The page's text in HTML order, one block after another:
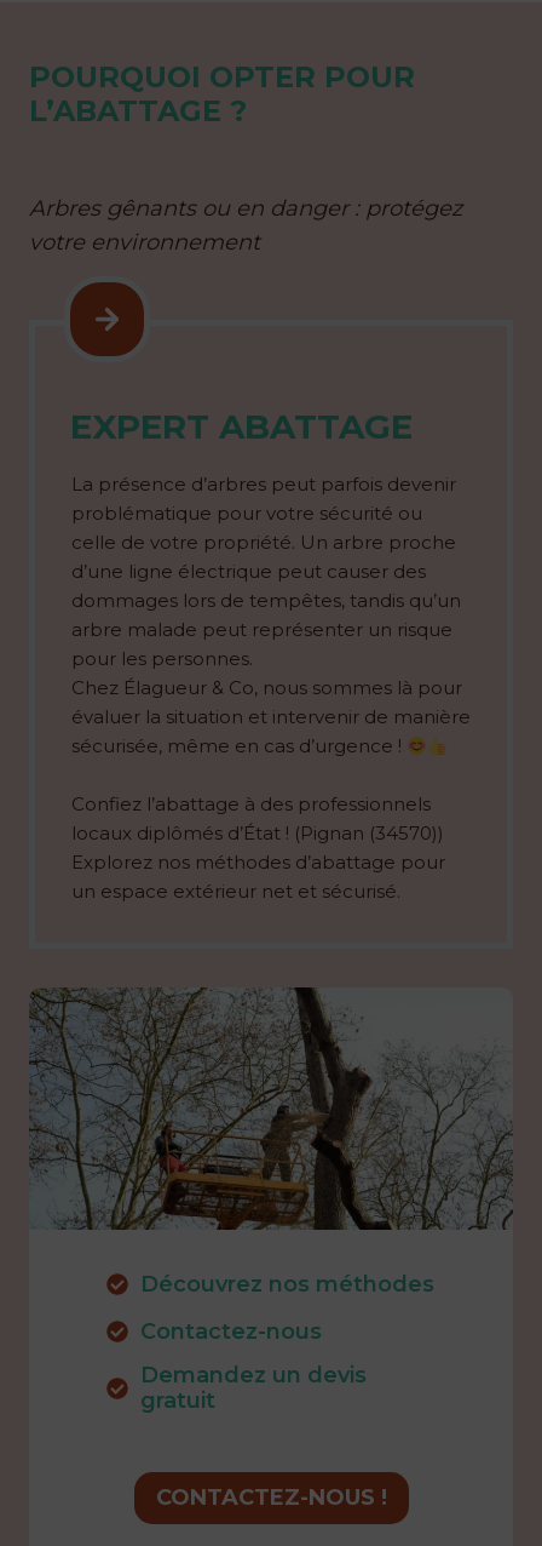
POURQUOI OPTER POUR
L’ABATTAGE ?
Arbres gênants ou en danger : protégez
votre environnement
EXPERT ABATTAGE
La présence d’arbres peut parfois devenir
problématique pour votre sécurité ou
celle de votre propriété. Un arbre proche
d’une ligne électrique peut causer des
dommages lors de tempêtes, tandis qu’un
arbre malade peut représenter un risque
pour les personnes.
Chez Élagueur & Co, nous sommes là pour
évaluer la situation et intervenir de manière
sécurisée, même en cas d’urgence !
Confiez l’abattage à des professionnels
locaux diplômés d’État ! (Pignan (34570))
Explorez nos méthodes d’abattage pour
un espace extérieur net et sécurisé.
Découvrez nos méthodes
Contactez-nous
Demandez un devis
gratuit
CONTACTEZ-NOUS !